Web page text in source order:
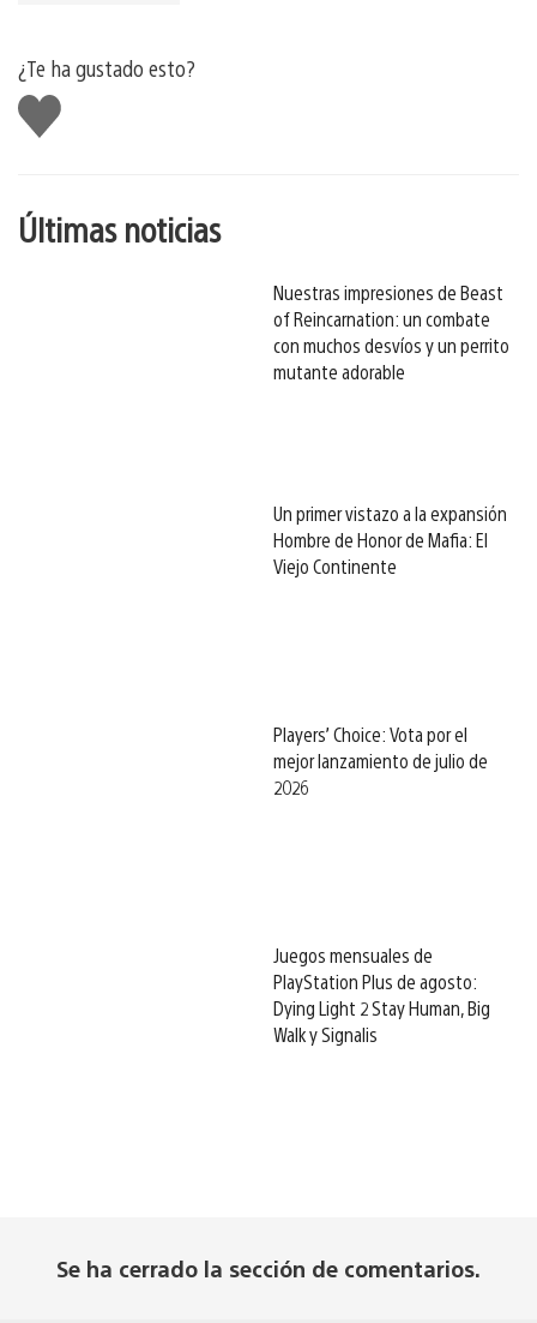
¿Te ha gustado esto?
Me
gusta
Últimas noticias
Nuestras impresiones de Beast
of Reincarnation: un combate
con muchos desvíos y un perrito
mutante adorable
Un primer vistazo a la expansión
Hombre de Honor de Mafia: El
Viejo Continente
Players’ Choice: Vota por el
mejor lanzamiento de julio de
2026
Juegos mensuales de
PlayStation Plus de agosto:
Dying Light 2 Stay Human, Big
Walk y Signalis
Se ha cerrado la sección de comentarios.